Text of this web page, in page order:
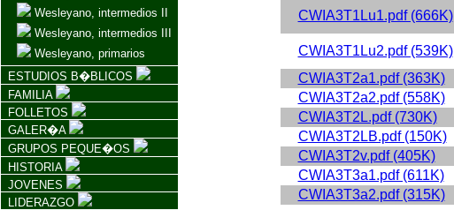
Wesleyano, intermedios II
Wesleyano, intermedios III
Wesleyano, primarios
ESTUDIOS B�BLICOS
FAMILIA
FOLLETOS
GALER�A
GRUPOS PEQUE�OS
HISTORIA
JOVENES
LIDERAZGO
CWIA3T1Lu1.pdf (666K)
CWIA3T1Lu2.pdf (539K)
CWIA3T2a1.pdf (363K)
CWIA3T2a2.pdf (558K)
CWIA3T2L.pdf (730K)
CWIA3T2LB.pdf (150K)
CWIA3T2v.pdf (405K)
CWIA3T3a1.pdf (611K)
CWIA3T3a2.pdf (315K)